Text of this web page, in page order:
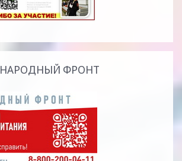
НАРОДНЫЙ ФРОНТ